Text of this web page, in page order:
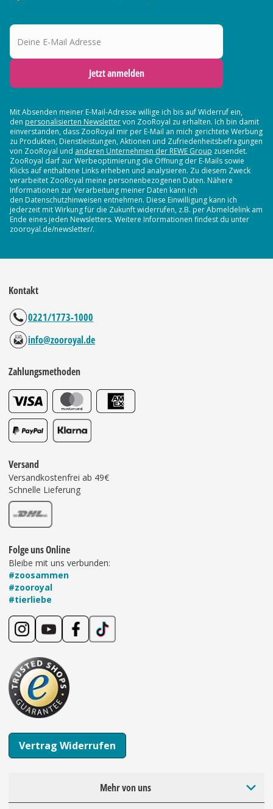
Deine E-Mail Adresse
Jetzt anmelden
Mit Absenden meiner E-Mail-Adresse willige ich bis auf Widerruf ein,
den personalisierten Newslettervon ZooRoyal zu erhalten. Ich bin damit
einverstanden, dass ZooRoyal mir per E-Mail an mich gerichtete Werbung
zu Produkten, Dienstleistungen, Aktionen und Zufriedenheitsbefragungen
von ZooRoyal und anderen Unternehmen der REWE Group zusendet.
ZooRoyal darf zur Werbeoptimierung die Öffnung der E-Mails sowie
Klicks auf enthaltene Links erheben und analysieren. Zu diesem Zweck
verarbeitet ZooRoyal meine personenbezogenen Daten. Nähere
Informationen zur Verarbeitung meiner Daten kann ich
den Datenschutzhinweisen entnehmen. Diese Einwilligung kann ich
jederzeit mit Wirkung für die Zukunft widerrufen, z.B. per Abmeldelink am
Ende eines jeden Newsletters. Weitere Informationen findest du unter
zooroyal.de/newsletter/.
Kontakt
0221/1773-1000
info@zooroyal.de
Zahlungsmethoden
Versand
Versandkostenfrei ab 49€
Schnelle Lieferung
Folge uns Online
Bleibe mit uns verbunden:
#zoosammen
#zooroyal
#tierliebe
Vertrag Widerrufen
Mehr von uns